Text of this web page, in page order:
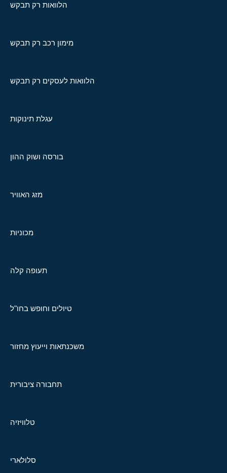
הלוואות רק תבקש
מימון רכב רק תבקש
הלוואות לעסקים רק תבקש
עגלת תינוקות
בורסה ושוק ההון
מזג האוויר
מכוניות
תעופה קלה
טיולים וחופש בחו"ל
משכנתאות וייעוץ מחזור
תחבורה ציבורית
טלוויזיה
סלולארי